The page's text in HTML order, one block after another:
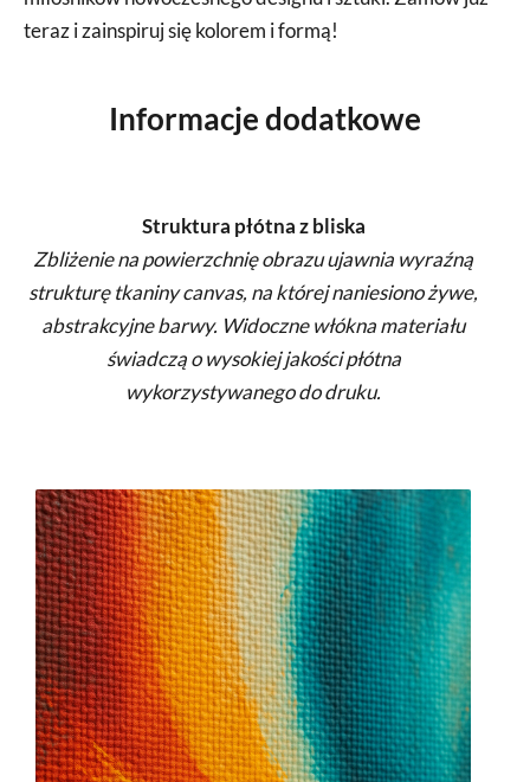
teraz i zainspiruj się kolorem i formą!
Informacje dodatkowe
Struktura płótna z bliska
Zbliżenie na powierzchnię obrazu ujawnia wyraźną
strukturę tkaniny canvas, na której naniesiono żywe,
abstrakcyjne barwy. Widoczne włókna materiału
świadczą o wysokiej jakości płótna
wykorzystywanego do druku.